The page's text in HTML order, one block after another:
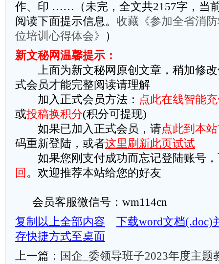
作、印 ……（未完，全文共2157字，当
阅读下面提示信息。 收藏《参加全省消
位培训心得体会》
）
新文秘网温馨提示：
上面为新文秘网原创文章，稍加修改
式会员才能完整阅读请理解
加入正式会员方法： 点此在线智能
或投稿换积分(积分可提现)
如果已加入正式会员，请点此到本
码重新登陆，或者这里刷新此页试试
如果您刚支付成功而忘记登陆账号，
回 。欢迎推荐本站给您的好友
会员客服微信号：wm114cn
复制以上全部内容
下载word文档(.doc)
存快捷方式至桌面
上一篇： 国企_委领导班子2023年度主题